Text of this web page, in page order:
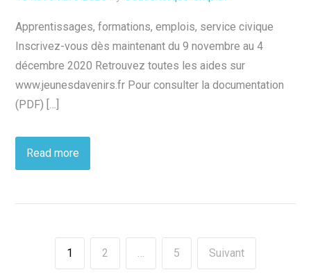
Apprentissages, formations, emplois, service civique
Inscrivez-vous dès maintenant du 9 novembre au 4
décembre 2020 Retrouvez toutes les aides sur
www.jeunesdavenirs.fr Pour consulter la documentation
(PDF) […]
Read more
1 2 … 5 Suivant